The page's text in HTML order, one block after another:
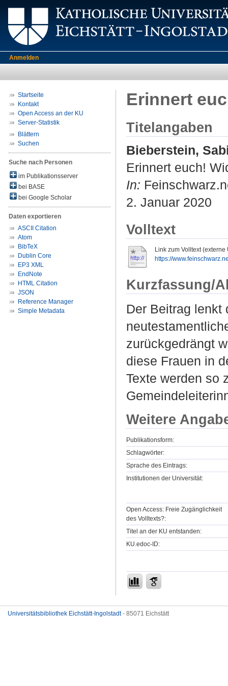
Anmelden
Startseite
Kontakt
Open Access an der KU
Server-Statistik
Blättern
Suchen
Suche nach Personen
im Publikationsserver
bei BASE
bei Google Scholar
Daten exportieren
ASCII Citation
Atom
BibTeX
Dublin Core
EP3 XML
EndNote
HTML Citation
JSON
Reference Manager
Simple Metadata
Erinnert
Titelangaben
Bieberstein,
Erinnert euch!
In:
2. Januar 2020
Volltext
Link zum Volltext (externe
https://
Kurzfassung/
Der Beitrag lenkt
zurückgedrängt
diese Frauen in
Texte werden so
Weitere
Publikationsform:
Schlagwörter:
Sprache des Eintrags:
Institutionen der Universität:
Open Access: Freie Zugänglichkeit
des Volltexts?:
Titel an der KU entstanden:
KU.edoc-ID:
Universitätsbibliothek Eichstätt-Ingolstadt- 85071 Eichstätt